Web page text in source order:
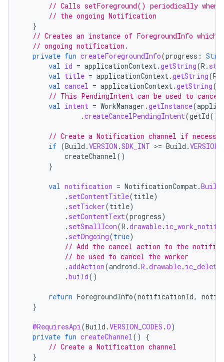
// Calls setForeground() periodically when
// the ongoing Notification
}
// Creates an instance of ForegroundInfo which
// ongoing notification.
private fun createForegroundInfo(progress :
val id = applicationContext.getString(R .
val title = applicationContext.getString(R
val cancel = applicationContext.getString(
// This PendingIntent can be used to cancel
val intent = WorkManager .getInstance(
.createCancelPendingIntent(getId())
// Create a Notification channel if
if (Build .VERSION .SDK_INT >= Build .
createChannel()
}
val notification = NotificationCompat.
. setContentTitle(title)
. setTicker(title)
. setContentText(progress)
. setSmallIcon(R .drawable.
. setOngoing(true)
// Add the cancel action to the
// be used to cancel the worker
.addAction(android .R .drawable. ic_delete
.build()
return ForegroundInfo(notificationId,
}
@RequiresApi(Build .VERSION_CODES .O)
private fun createChannel()
{
// Create a Notification channel
}